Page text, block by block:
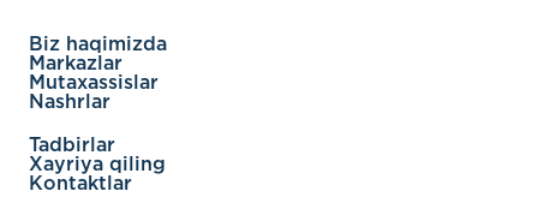
Biz haqimizda
Markazlar
Mutaxassislar
Nashrlar
Tadbirlar
Xayriya qiling
Kontaktlar